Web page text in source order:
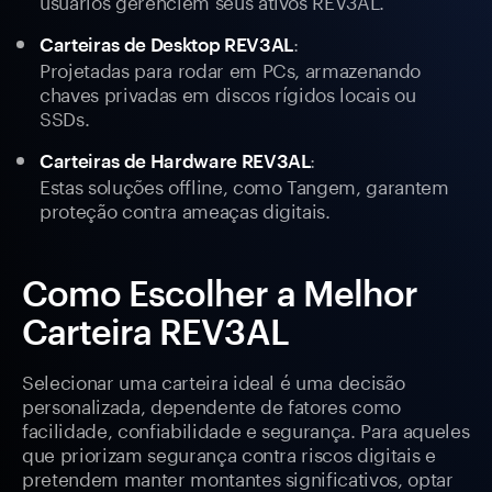
Carteiras de Desktop REV3AL:
Projetadas para rodar em PCs, armazenando
chaves privadas em discos rígidos locais ou
SSDs.
Carteiras de Hardware REV3AL:
Estas soluções offline, como Tangem, garantem
proteção contra ameaças digitais.
Como Escolher a Melhor
Carteira REV3AL
Selecionar uma carteira ideal é uma decisão
personalizada, dependente de fatores como
facilidade, confiabilidade e segurança. Para aqueles
que priorizam segurança contra riscos digitais e
pretendem manter montantes significativos, optar